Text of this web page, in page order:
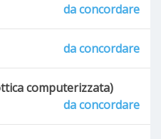
da concordare
da concordare
computerizzata)
da concordare